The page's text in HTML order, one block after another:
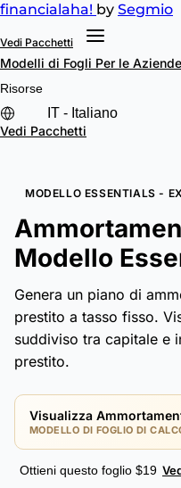
financialaha! by Segmio
Vedi Pacchetti
Modelli di Fogli Per le Aziende
Risorse
Vedi Pacchetti
MODELLO ESSENTIALS -
Modello
Genera un piano di
prestito a tasso fisso.
suddiviso tra capitale e
prestito.
Visualizza
MODELLO DI FOGLIO DI
Ottieni questo foglio $19